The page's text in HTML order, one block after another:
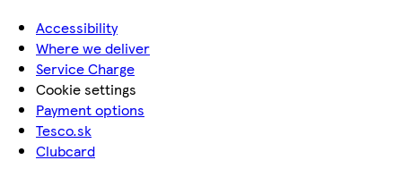
Accessibility
Where we deliver
Service Charge
Cookie settings
Payment options
Tesco.sk
Clubcard